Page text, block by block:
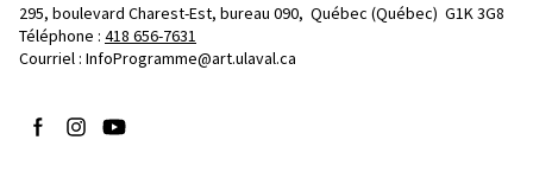
295, boulevard Charest-Est, bureau 090, Québec (Québec)  G1K 3G8
Téléphone : 418 656-7631
Courriel : InfoProgramme@art.ulaval.ca
Suivez-nous sur Facebook
Suivez-nous sur Instagram
Suivez-nous sur YouTube